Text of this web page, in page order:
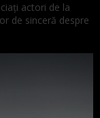
actori de la
de sinceră despre